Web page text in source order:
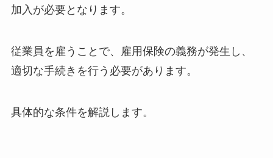
加入が必要となります。
従業員を雇うことで、雇用保険の義務が発生し、
適切な手続きを行う必要があります。
具体的な条件を解説します。